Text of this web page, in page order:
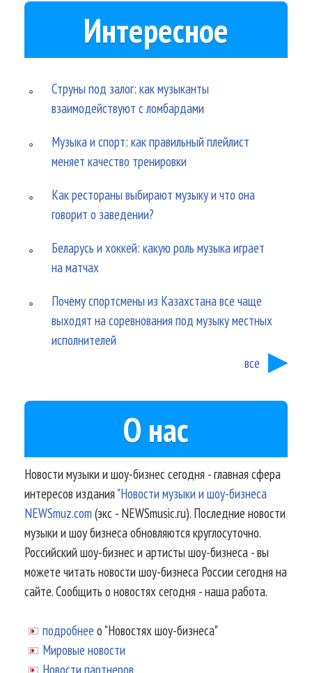
Интересное
Струны под залог: как музыканты
взаимодействуют с ломбардами
Музыка и спорт: как правильный плейлист
меняет качество тренировки
Как рестораны выбирают музыку и что она
говорит о заведении?
Беларусь и хоккей: какую роль музыка играет
на матчах
Почему спортсмены из Казахстана все чаще
выходят на соревнования под музыку местных
исполнителей
все
О нас
Новости музыки и шоу-бизнес сегодня - главная сфера
интересов издания"Новости музыки и шоу-бизнеса
NEWSmuz.com(экс - NEWSmusic.ru). Последние новости
музыки и шоу бизнеса обновляются круглосуточно.
Российский шоу-бизнес и артисты шоу-бизнеса - вы
можете читать новости шоу-бизнеса России сегодня на
сайте. Сообщить о новостях сегодня - наша работа.
подробнее о "Новостях шоу-бизнеса"
Мировые новости
Новости партнеров